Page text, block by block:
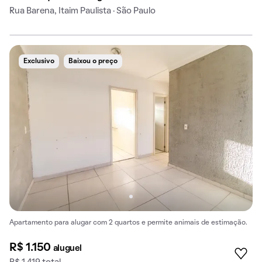
Rua Barena, Itaim Paulista · São Paulo
Exclusivo Baixou o preço
Apartamento para alugar com 2 quartos e permite animais de estimação.
R$ 1.150 aluguel